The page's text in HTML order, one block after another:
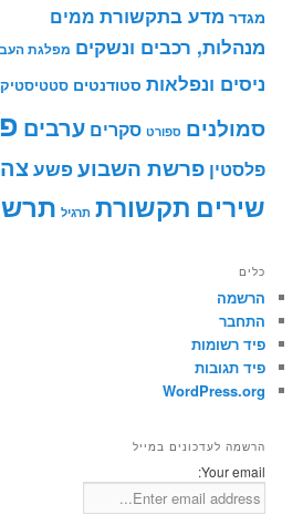
מגדר מדע בתקשורת ממים
מנהלות, רכבים ונשקים מפלגת
ניסים ונפלאות סטודנטים
סמולנים ספורט סקרים ערבים
פלסטין פרשת השבועפשע
שירים תקשורת תרגיל
כלים
הרשמה
התחבר
פיד רשומות
פיד תגובות
WordPress.org
הרשמה לעדכונים במייל
Your email: